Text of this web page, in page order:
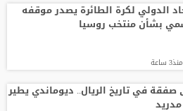
الدولي لكرة الطائرة يصدر موقفه
بشأن منتخب روسيا
منذ3 ساعة
صفقة في تاريخ الريال.. ديوماندي يطير